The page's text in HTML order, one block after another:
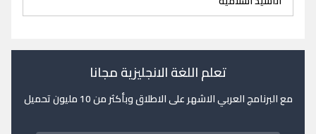
تعلم اللغة الانجليزية مجانا
مع البرنامج العربي الاشهر على الاطلاق وبأكثر من 10 مليون تحميل